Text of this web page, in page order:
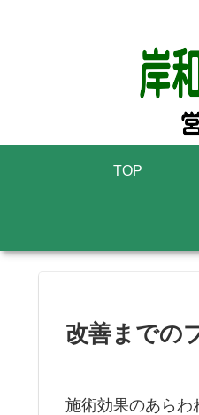
TOP
改善までの
施術効果のあらわ